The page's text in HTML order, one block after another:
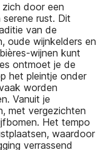
zich door een
rust. Dit
van de
oude wijnkelders en
wijnen kunt
ontmoet je de
het pleintje onder
worden
Vanuit je
met vergezichten
Het tempo
waardoor
verrassend